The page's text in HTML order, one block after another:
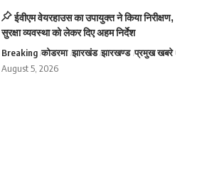
ईवीएम वेयरहाउस का उपायुक्त ने किया निरीक्षण,
सुरक्षा व्यवस्था को लेकर दिए अहम निर्देश
Breaking कोडरमा झारखंड झारखण्ड प्रमुख खबरे
August 5, 2026